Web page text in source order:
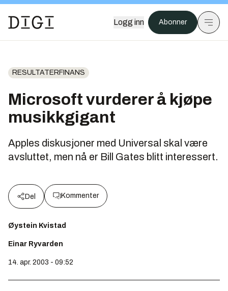
Logg inn Abonner
RESULTATERFINANS
Microsoft vurderer å kjøpe
musikkgigant
Apples diskusjoner med Universal skal være
avsluttet, men nå er Bill Gates blitt interessert.
Del Kommenter
Øystein Kvistad
Einar Ryvarden
14. apr. 2003 - 09:52